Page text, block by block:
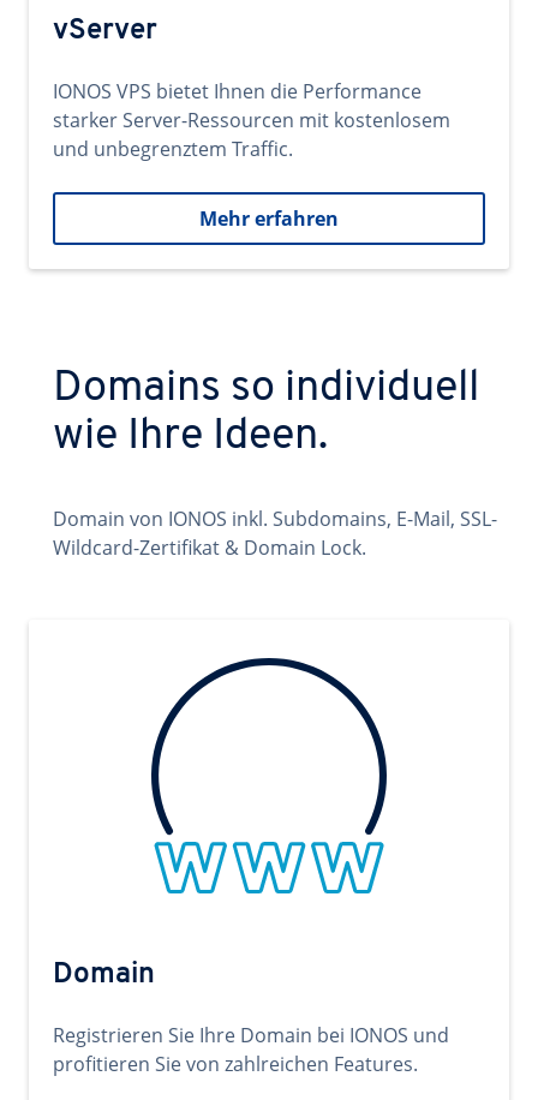
vServer
IONOS VPS bietet Ihnen die Performance
starker Server-Ressourcen mit kostenlosem
und unbegrenztem Traffic.
Mehr erfahren
Domains so individuell
wie Ihre Ideen.
Domain von IONOS inkl. Subdomains, E-Mail, SSL-
Wildcard-Zertifikat & Domain Lock.
Domain
Registrieren Sie Ihre Domain bei IONOS und
profitieren Sie von zahlreichen Features.